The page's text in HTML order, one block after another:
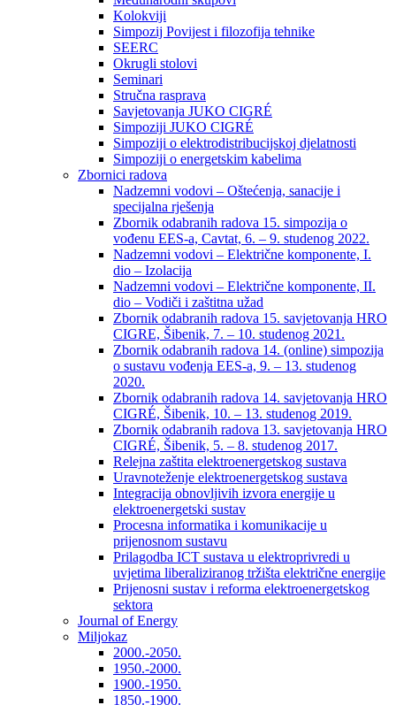
Kolokviji​
Simpozij Povijest i filozofija tehnike
SEERC
Okrugli stolovi
Seminari​
Stručna rasprava​
Savjetovanja JUKO CIGRÉ
Simpoziji JUKO CIGRÉ
Simpoziji o elektrodistribucijskoj djelatnosti
Simpoziji o energetskim kabelima
Zbornici radova
Nadzemni vodovi – Oštećenja, sanacije i
specijalna rješenja
Zbornik odabranih radova 15. simpozija o
vođenu EES-a, Cavtat, 6. – 9. studenog 2022.
Nadzemni vodovi – Električne komponente, I.
dio – Izolacija
Nadzemni vodovi – Električne komponente, II.
dio – Vodiči i zaštitna užad
Zbornik odabranih radova 15. savjetovanja HRO
CIGRE, Šibenik, 7. – 10. studenog 2021.
Zbornik odabranih radova 14. (online) simpozija
o sustavu vođenja EES-a, 9. – 13. studenog
2020.
Zbornik odabranih radova 14. savjetovanja HRO
CIGRÉ, Šibenik, 10. – 13. studenog 2019.
Zbornik odabranih radova 13. savjetovanja HRO
CIGRÉ, Šibenik, 5. – 8. studenog 2017.
Relejna zaštita elektroenergetskog sustava
Uravnoteženje elektroenergetskog sustava
Integracija obnovljivih izvora energije u
elektroenergetski sustav
Procesna informatika i komunikacije u
prijenosnom sustavu
Prilagodba ICT sustava u elektroprivredi u
uvjetima liberaliziranog tržišta električne energije
Prijenosni sustav i reforma elektroenergetskog
sektora
Journal of Energy
Miljokaz
2000.-2050.
1950.-2000.
1900.-1950.
1850.-1900.